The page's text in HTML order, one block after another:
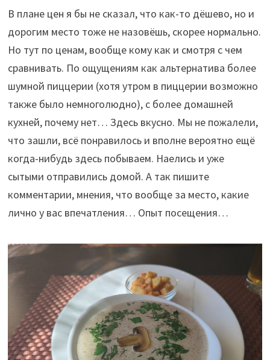
В плане цен я бы не сказал, что как-то дёшево, но и
дорогим место тоже не назовёшь, скорее нормально.
Но тут по ценам, вообще кому как и смотря с чем
сравнивать. По ощущениям как альтернатива более
шумной пиццерии (хотя утром в пиццерии возможно
также было немноголюдно), с более домашней
кухней, почему нет… Здесь вкусно. Мы не пожалели,
что зашли, всё понравилось и вполне вероятно ещё
когда-нибудь здесь побываем. Наелись и уже
сытыми отправились домой. А так пишите
комментарии, мнения, что вообще за место, какие
лично у вас впечатления… Опыт посещения…